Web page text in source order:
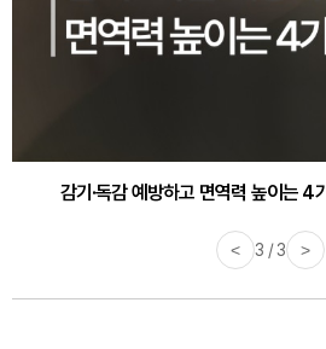
감기·독감 예방하고 면역력 높이는 4
< 3 / 3 >